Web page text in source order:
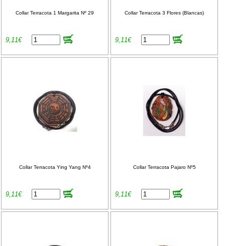
Collar Terracota 1 Margarita Nº 29
9,11€
Collar Terracota 3 Flores (Blancas)
9,11€
Collar Terracota Ying Yang Nº4
9,11€
Collar Terracota Pajaro Nº5
9,11€